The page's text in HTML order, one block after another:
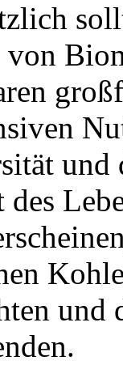
und
und